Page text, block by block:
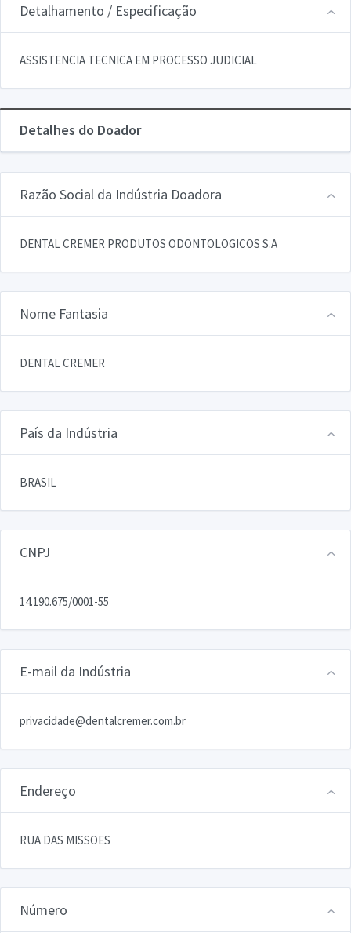
Detalhamento / Especificação
ASSISTENCIA TECNICA EM PROCESSO JUDICIAL
Detalhes do Doador
Razão Social da Indústria Doadora
DENTAL CREMER PRODUTOS ODONTOLOGICOS S.A
Nome Fantasia
DENTAL CREMER
País da Indústria
BRASIL
CNPJ
14.190.675/0001-55
E-mail da Indústria
privacidade@dentalcremer.com.br
Endereço
RUA DAS MISSOES
Número